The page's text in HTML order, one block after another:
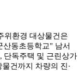
위환경 대상물건은
산동초등학교" 남서
단독주택 및 근린상가
건까지 차량의 진·